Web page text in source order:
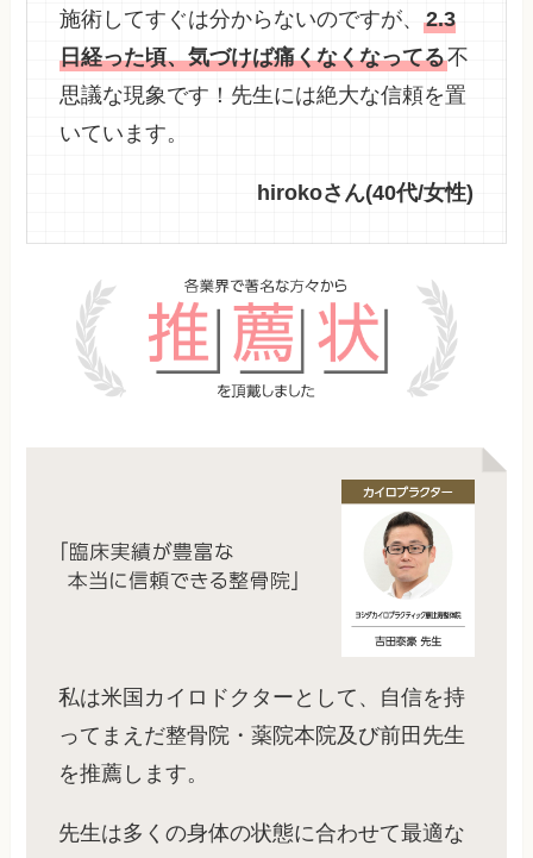
施術してすぐは分からないのですが、2.3
日経った頃、気づけば痛くなくなってる不
思議な現象です！先生には絶大な信頼を置
いています。
hirokoさん(40代/女性)
私は米国カイロドクターとして、自信を持
ってまえだ整骨院・薬院本院及び前田先生
を推薦します。
先生は多くの身体の状態に合わせて最適な